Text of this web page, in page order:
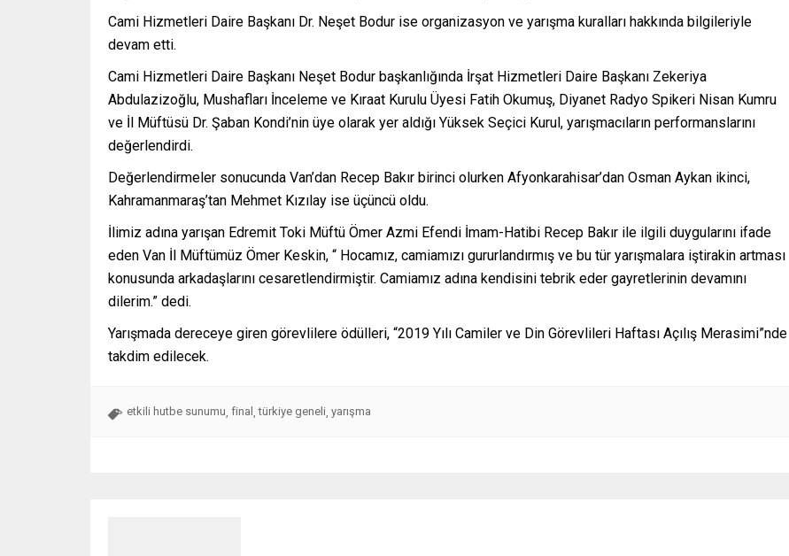
Cami Hizmetleri Daire Başkanı Dr. Neşet Bodur ise organizasyon ve yarışma kuralları hakkında bilgileriyle
devam etti.
Cami Hizmetleri Daire Başkanı Neşet Bodur başkanlığında İrşat Hizmetleri Daire Başkanı Zekeriya
Abdulazizoğlu, Mushafları İnceleme ve Kıraat Kurulu Üyesi Fatih Okumuş, Diyanet Radyo Spikeri Nisan Kumru
ve İl Müftüsü Dr. Şaban Kondi’nin üye olarak yer aldığı Yüksek Seçici Kurul, yarışmacıların performanslarını
değerlendirdi.
Değerlendirmeler sonucunda Van’dan Recep Bakır birinci olurken Afyonkarahisar’dan Osman Aykan ikinci,
Kahramanmaraş’tan Mehmet Kızılay ise üçüncü oldu.
İlimiz adına yarışan Edremit Toki Müftü Ömer Azmi Efendi İmam-Hatibi Recep Bakır ile ilgili duygularını ifade
eden Van İl Müftümüz Ömer Keskin, “ Hocamız, camiamızı gururlandırmış ve bu tür yarışmalara iştirakin artması
konusunda arkadaşlarını cesaretlendirmiştir. Camiamız adına kendisini tebrik eder gayretlerinin devamını
dilerim.” dedi.
Yarışmada dereceye giren görevlilere ödülleri, “2019 Yılı Camiler ve Din Görevlileri Haftası Açılış Merasimi”nde
takdim edilecek.
etkili hutbe sunumu, final ,türkiye geneli, yarışma